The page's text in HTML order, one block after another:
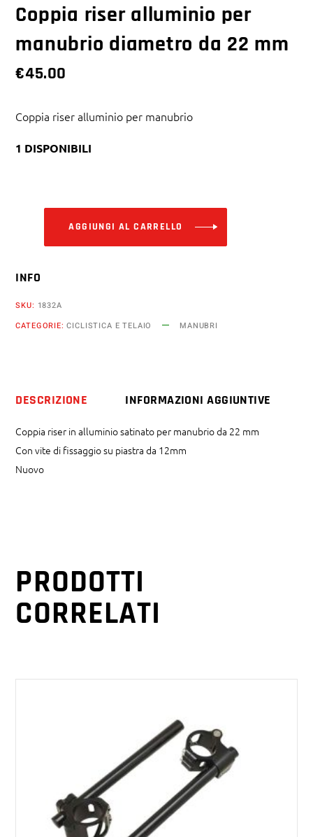
Coppia riser alluminio per
manubrio diametro da 22 mm
€45.00
Coppia riser alluminio per manubrio
1 DISPONIBILI
AGGIUNGI AL CARRELLO
INFO
SKU: 1832A
CATEGORIE:CICLISTICA E TELAIO MANUBRI
DESCRIZIONE INFORMAZIONI AGGIUNTIVE
Coppia riser in alluminio satinato per manubrio da 22 mm
Con vite di fissaggio su piastra da 12mm
Nuovo
PRODOTTI
CORRELATI
AGGIUNGI AL CARRELLO